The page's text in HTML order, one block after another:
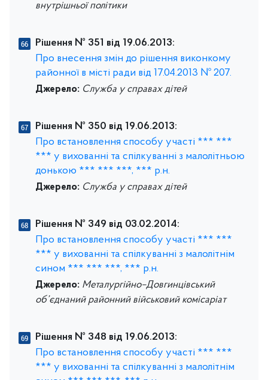
внутрішньої політики
Рішення № 351 від 19.06.2013:
Про внесення змін до рішення виконкому
районної в місті ради від 17.04.2013 № 207.
Джерело: Служба у справах дітей
Рішення № 350 від 19.06.2013:
Про встановлення способу участі *** ***
*** у вихованні та спілкуванні з малолітньою
донькою *** *** ***, *** р.н.
Джерело: Служба у справах дітей
Рішення № 349 від 03.02.2014:
Про встановлення способу участі *** ***
*** у вихованні та спілкуванні з малолітнім
сином *** *** ***, *** р.н.
Джерело: Металургійно–Довгинцівський
об’єднаний районний військовий комісаріат
Рішення № 348 від 19.06.2013:
Про встановлення способу участі *** ***
*** у вихованні та спілкуванні з малолітнім